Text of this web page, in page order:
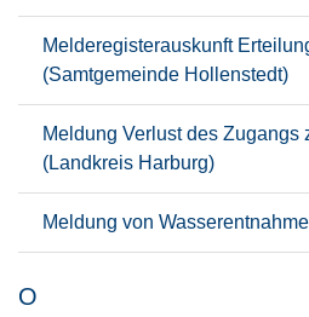
Melderegisterauskunft
(Samtgemeinde Hollenstedt)
Meldung Verlust des Zugangs
(Landkreis Harburg)
Meldung von
O